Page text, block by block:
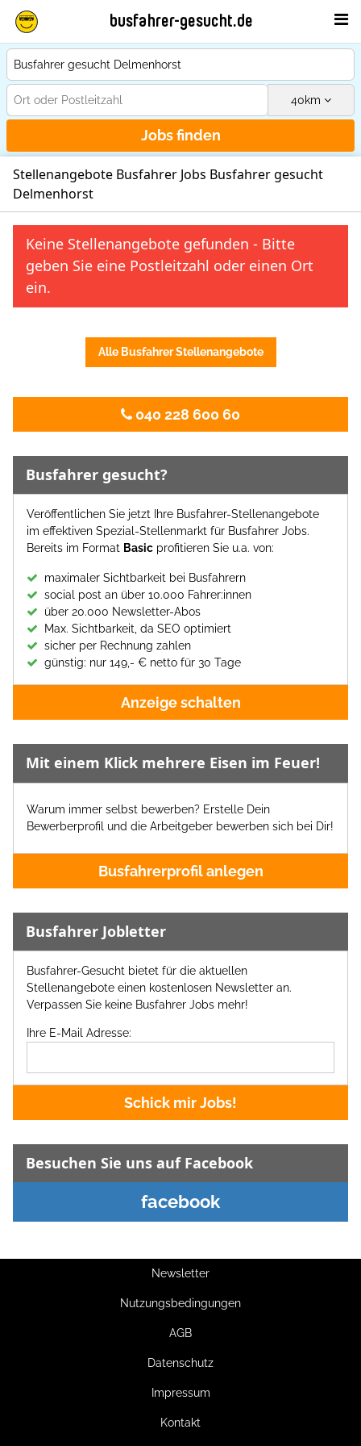
busfahrer-gesucht.de
40km
Jobs finden
Stellenangebote Busfahrer Jobs Busfahrer gesucht
Delmenhorst
Keine Stellenangebote gefunden - Bitte
geben Sie eine Postleitzahl oder einen Ort
ein.
Alle Busfahrer Stellenangebote
040 228 600 60
Busfahrer gesucht?
Veröffentlichen Sie jetzt Ihre Busfahrer-Stellenangebote
im effektiven Spezial-Stellenmarkt für Busfahrer Jobs.
Bereits im Format Basic profitieren Sie u.a. von:
maximaler Sichtbarkeit bei Busfahrern
social post an über 10.000 Fahrer:innen
über 20.000 Newsletter-Abos
Max. Sichtbarkeit, da SEO optimiert
sicher per Rechnung zahlen
günstig: nur 149,- € netto für 30 Tage
Anzeige schalten
Mit einem Klick mehrere Eisen im Feuer!
Warum immer selbst bewerben? Erstelle Dein
Bewerberprofil und die Arbeitgeber bewerben sich bei Dir!
Busfahrerprofil anlegen
Busfahrer Jobletter
Busfahrer-Gesucht bietet für die aktuellen
Stellenangebote einen kostenlosen Newsletter an.
Verpassen Sie keine Busfahrer Jobs mehr!
Ihre E-Mail Adresse:
Schick mir Jobs!
Besuchen Sie uns auf Facebook
facebook
Newsletter
Nutzungsbedingungen
AGB
Datenschutz
Impressum
Kontakt